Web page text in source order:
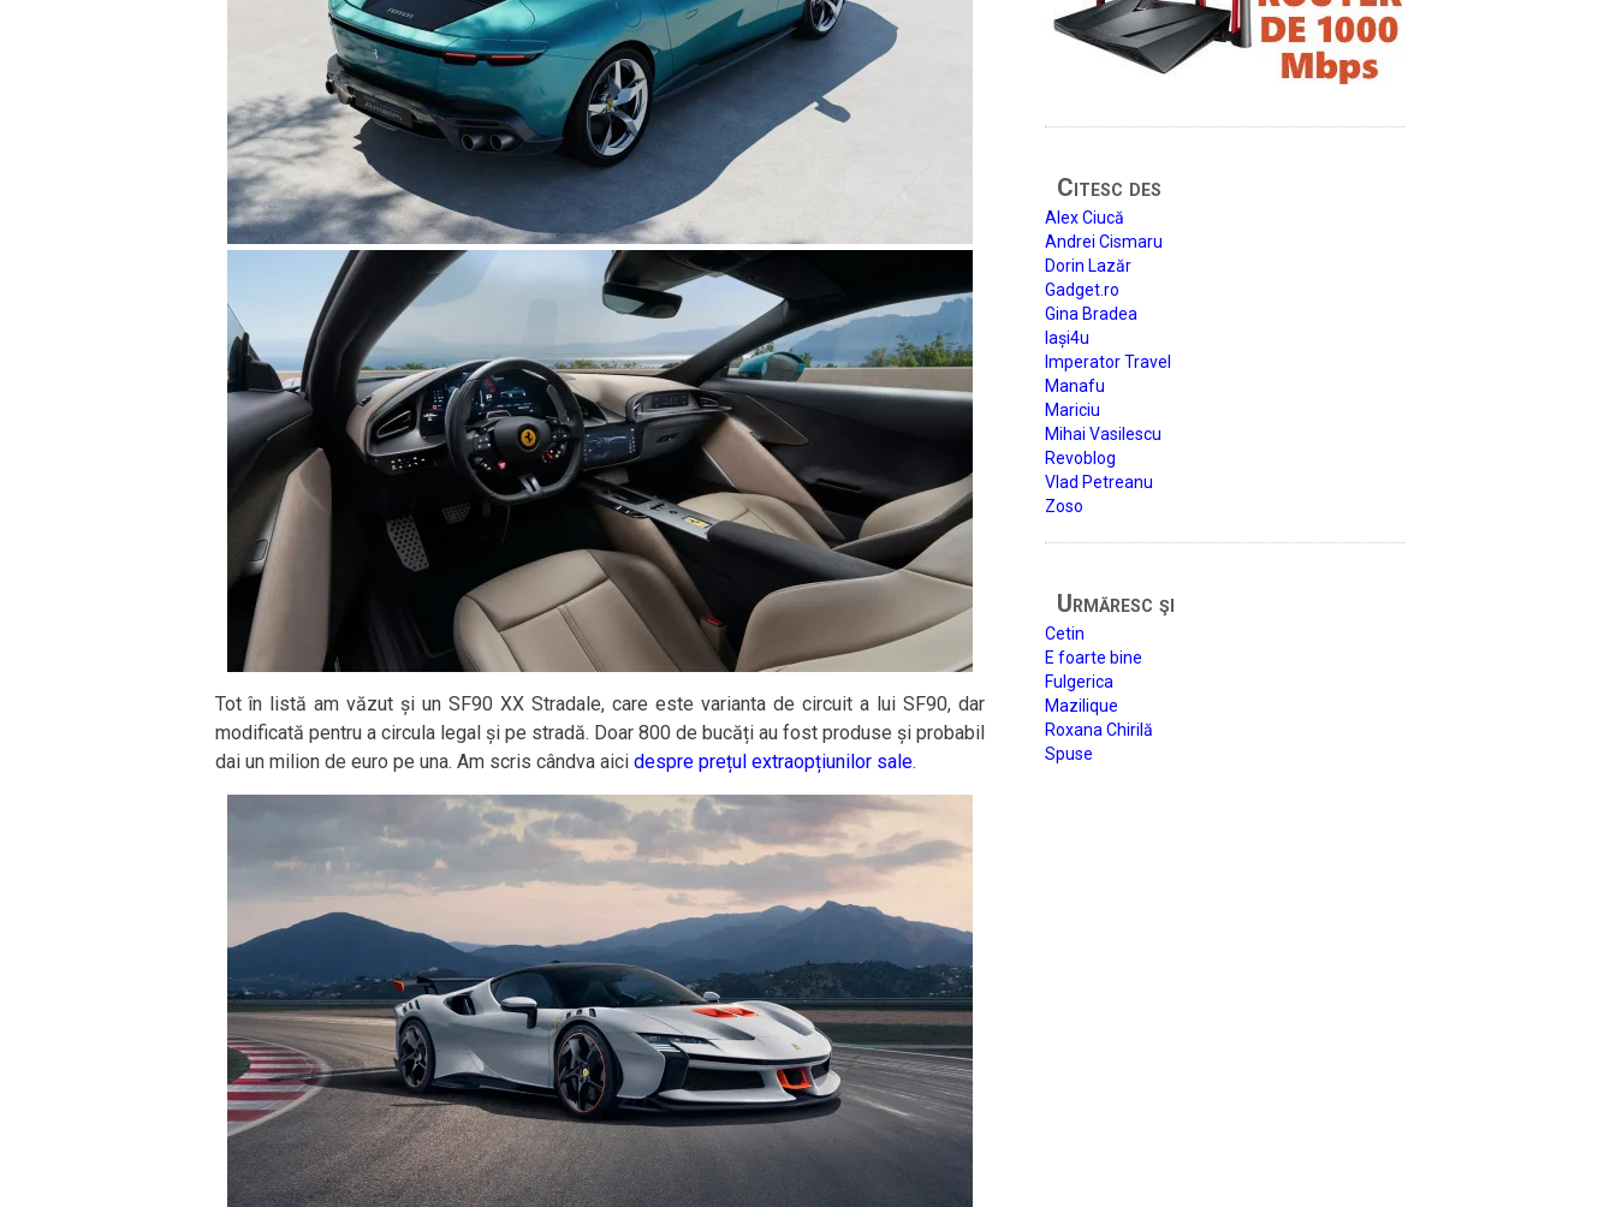
Tot în listă am văzut și un SF90 XX Stradale, care este varianta de circuit a lui SF90, dar
modificată pentru a circula legal și pe stradă. Doar 800 de bucăți au fost produse și probabil
dai un milion de euro pe una. Am scris cândva aici despre prețul extraopțiunilor sale.
Citesc des
Alex Ciucă
Andrei Cismaru
Dorin Lazăr
Gadget.ro
Gina Bradea
Iași4u
Imperator Travel
Manafu
Mariciu
Mihai Vasilescu
Revoblog
Vlad Petreanu
Zoso
Urmăresc şi
Cetin
E foarte bine
Fulgerica
Mazilique
Roxana Chirilă
Spuse